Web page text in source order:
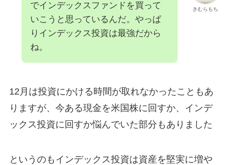
きむらもち
でインデックスファンドを買って
いこうと思っているんだ。やっぱ
りインデックス投資は最強だから
ね。
12月は投資にかける時間が取れなかったこともあ
りますが、今ある現金を米国株に回すか、インデ
ックス投資に回すか悩んでいた部分もありました
というのもインデックス投資は資産を堅実に増や